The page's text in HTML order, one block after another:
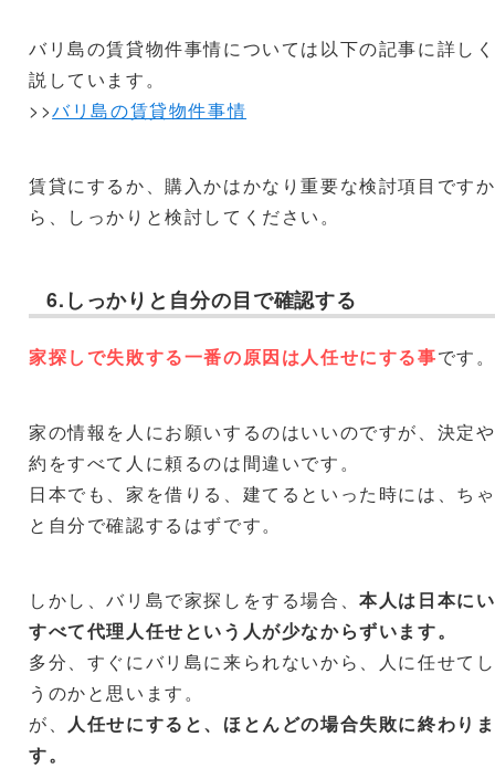
バリ島の賃貸物件事情については以下の記事に詳し
説しています。
>>バリ島の賃貸物件事情
賃貸にするか、購入かはかなり重要な検討項目ですか
ら、しっかりと検討してください。
6.しっかりと自分の目で確認する
家探しで失敗する一番の原因は人任せにする事です。
家の情報を人にお願いするのはいいのですが、決定
約をすべて人に頼るのは間違いです。
日本でも、家を借りる、建てるといった時には、ち
と自分で確認するはずです。
しかし、バリ島で家探しをする場合、本人は日本に
すべて代理人任せという人が少なからずいます。
多分、すぐにバリ島に来られないから、人に任せて
うのかと思います。
が、 人任せにすると、ほとんどの場合失敗に終わりま
す。